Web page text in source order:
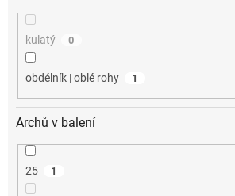
kulatý 0
obdélník | oblé rohy 1
Archů v balení
25 1